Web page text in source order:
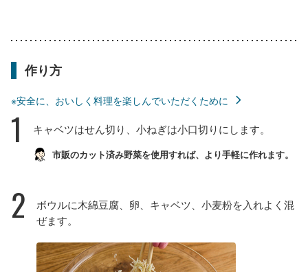
作り方
※安全に、おいしく料理を楽しんでいただくために
1 キャベツはせん切り、小ねぎは小口切りにします。
市販のカット済み野菜を使用すれば、より手軽に作れます。
2
ボウルに木綿豆腐、卵、キャベツ、小麦粉を入れよく混
ぜます。